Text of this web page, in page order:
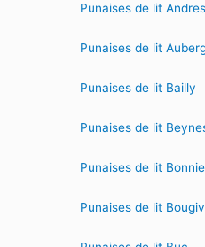
Punaises de lit
Punaises de lit
Punaises de lit Bailly
Punaises de lit
Punaises de lit
Punaises de lit